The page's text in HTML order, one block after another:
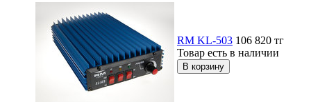
RM KL-503 106 820 тг
Товар есть в наличии